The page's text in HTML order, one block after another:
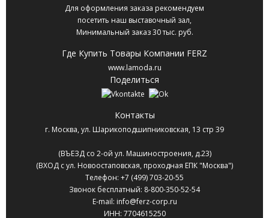
Для оформления заказа рекомендуем
посетить наш выставочный зал,
Минимальный заказ 30 тыс. руб.
Где Купить Товары Компании FERZ
www.lamoda.ru
Поделиться
Контакты
г. Москва, ул. Шарикоподшипниковская, 13 стр 39
(ВЪЕЗД со 2-ой ул. Машиностроения, д.23)
(ВХОД с ул. Новоостаповская, проходная ЕПК "Москва")
Телефон: +7 (499) 703-20-55
Звонок бесплатный: 8-800-350-52-54
E-mail: info@ferz-corp.ru
ИНН: 7704615250